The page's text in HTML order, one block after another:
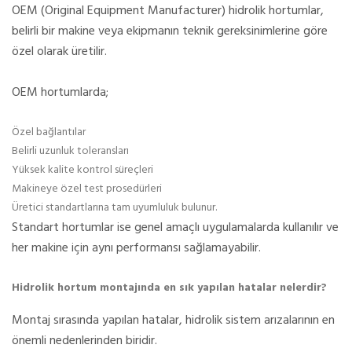
OEM (Original Equipment Manufacturer) hidrolik hortumlar,
belirli bir makine veya ekipmanın teknik gereksinimlerine göre
özel olarak üretilir.
OEM hortumlarda;
Özel bağlantılar
Belirli uzunluk toleransları
Yüksek kalite kontrol süreçleri
Makineye özel test prosedürleri
Üretici standartlarına tam uyumluluk bulunur.
Standart hortumlar ise genel amaçlı uygulamalarda kullanılır ve
her makine için aynı performansı sağlamayabilir.
Hidrolik hortum montajında en sık yapılan hatalar nelerdir?
Montaj sırasında yapılan hatalar, hidrolik sistem arızalarının en
önemli nedenlerinden biridir.